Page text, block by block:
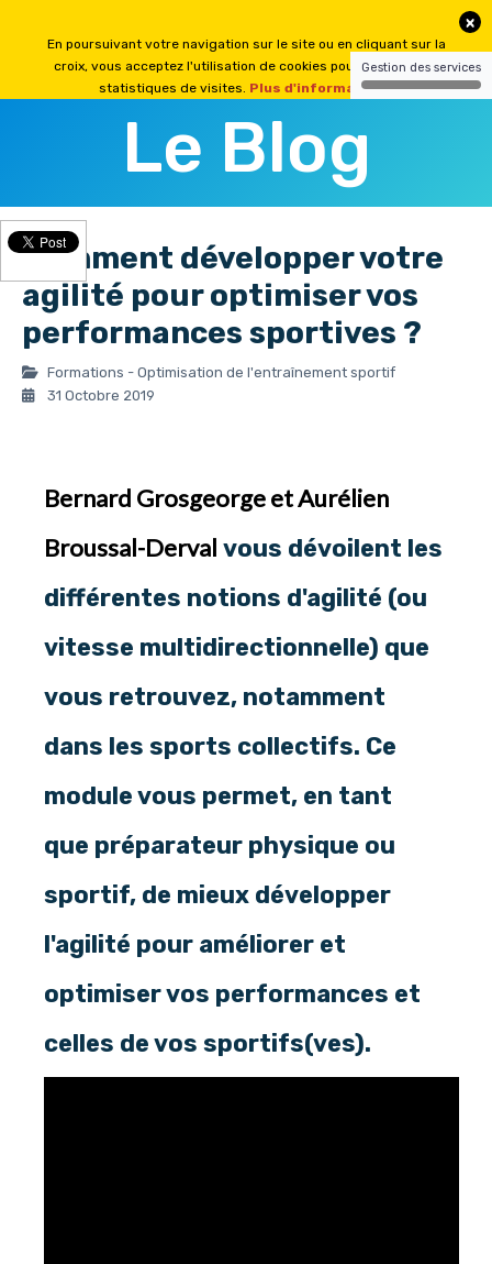
Le Blog
Comment développer votre
agilité pour optimiser vos
performances sportives ?
Formations - Optimisation de l'entraînement sportif
31 Octobre 2019
Bernard GrosgeorgeetAurélien
Broussal-Derval vous dévoilent les
différentes notions d'agilité (ou
vitesse multidirectionnelle) que
vous retrouvez, notamment
dans les sports collectifs. Ce
module vous permet, en tant
que préparateur physique ou
sportif, de mieux développer
l'agilité pour améliorer et
optimiser vos performances et
celles de vos sportifs(ves).